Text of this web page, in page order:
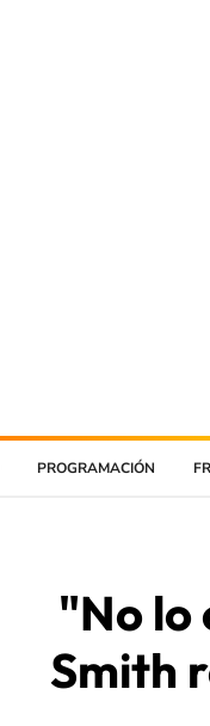
PROGRAMACIÓN
"No lo
Smith